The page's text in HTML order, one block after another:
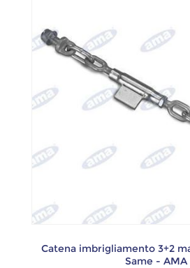
Catena imbrigliamento 3+2
Same - AMA